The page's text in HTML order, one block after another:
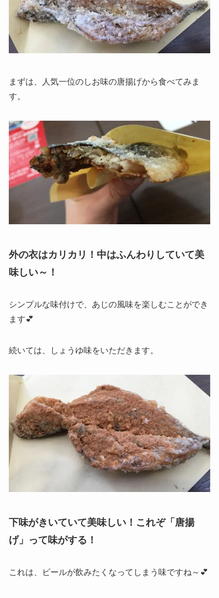
まずは、人気一位のしお味の唐揚げから食べてみま
す。
外の衣はカリカリ！中はふんわりしていて美
味しい～！
シンプルな味付けで、あじの風味を楽しむことができ
ます💕
続いては、しょうゆ味をいただきます。
下味がきいていて美味しい！これぞ「唐揚
げ」って味がする！
これは、ビールが飲みたくなってしまう味ですね～💕